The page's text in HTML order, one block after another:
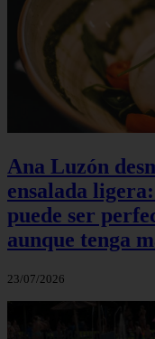
Ana Luzón
ensalada
puede ser
aunque tenga
23/07/2026